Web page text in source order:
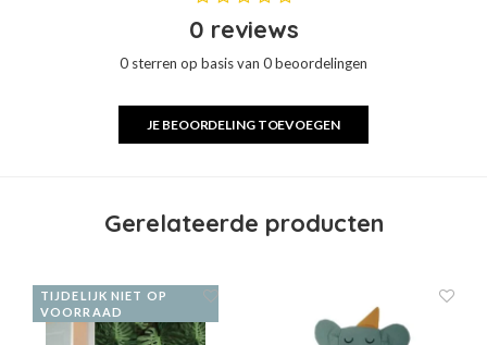
0 reviews
0 sterren op basis van 0 beoordelingen
JE BEOORDELING TOEVOEGEN
Gerelateerde producten
TIJDELIJK NIET OP
VOORRAAD